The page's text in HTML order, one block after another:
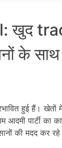
खुद
के साथ
हुई हैं।
पार्टी का
की मदद कर रहे